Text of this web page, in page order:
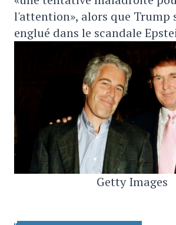
l'attention», alors que Trump
englué dans le scandale
Getty Images